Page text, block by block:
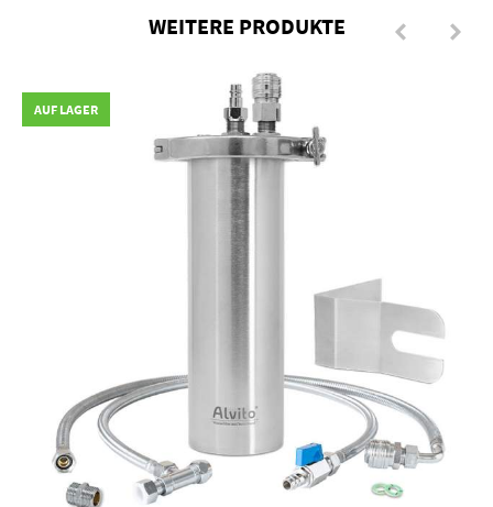
WEITERE PRODUKTE
AUF LAGER